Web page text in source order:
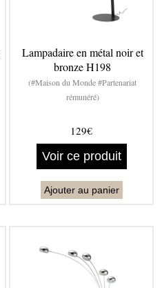
Lampadaire en métal noir et
bronze H198
(#Maison du Monde #Partenariat
rémunéré)
129€
Voir ce produit
Ajouter au panier